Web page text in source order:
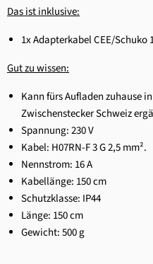
Das ist inklusive:
1x Adapterkabel CEE/Schuko
Gut zu wissen:
Kann fürs Aufladen zuhause
Zwischenstecker Schweiz
Spannung: 230 V
Kabel: H07RN-F 3 G 2,5 mm².
Nennstrom: 16 A
Kabellänge: 150 cm
Schutzklasse: IP44
Länge: 150 cm
Gewicht: 500 g